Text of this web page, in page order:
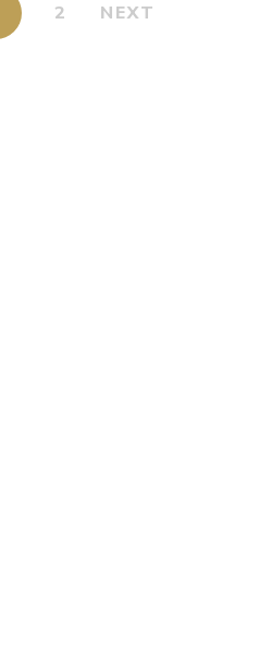
2 NEXT